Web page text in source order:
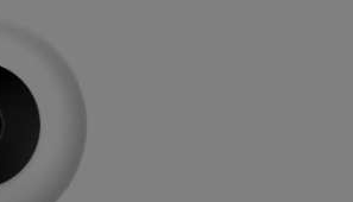
kompresory
a cyklonavigace